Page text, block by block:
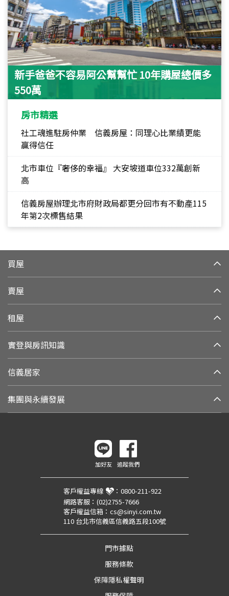
新手爸爸不容易阿公幫幫忙 10年購屋總價多
550萬
房市精選
社工魂進駐房仲業 信義房屋：同理心比業績更能
贏得信任
北市車位『奢侈的幸福』 大安坡道車位332萬創新
高
信義房屋辦理北市府財政局都更分回市有不動產115
年第2次標售結果
買屋
賣屋
租屋
實登與房訊知識
信義居家
集團與永續發展
加好友 追蹤我們
客戶權益專線 ： 0800-211-922
網路客服： (02)2755-7666
客戶權益信箱： cs@sinyi.com.tw
110 台北市信義區信義路五段100號
門市據點
服務條款
保障隱私權聲明